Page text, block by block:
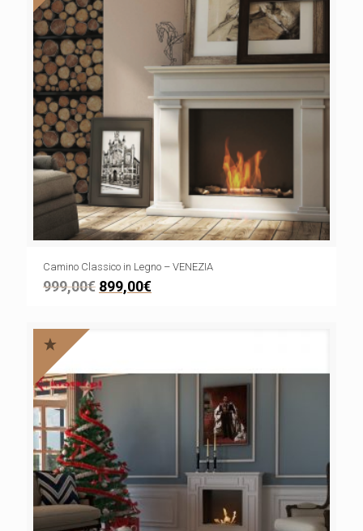
Camino Classico in Legno – VENEZIA
999,00€ 899,00€